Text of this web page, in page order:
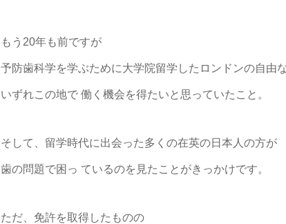
もう20年も前ですが
予防歯科学を学ぶために大学院留学したロンドンの自由
いずれこの地で 働く機会を得たいと思っていたこと。
そして、留学時代に出会った多くの在英の日本人の方が
歯の問題で困っ ているのを見たことがきっかけです。
ただ、免許を取得したものの